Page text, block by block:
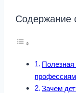
Содержание
Полезная
Зачем